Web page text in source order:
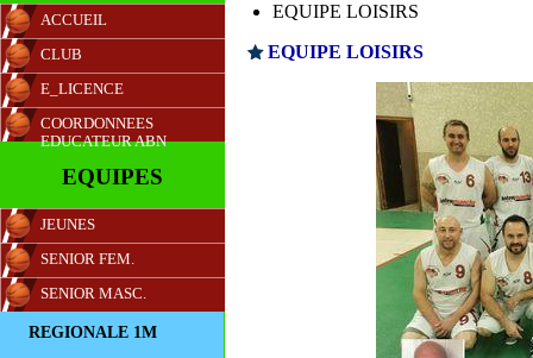
ACCUEIL
CLUB
E_LICENCE
COORDONNEES
EDUCATEUR ABN
EQUIPES
JEUNES
SENIOR FEM.
SENIOR MASC.
REGIONALE 1M
EQUIPE LOISIRS
EQUIPE LOISIRS